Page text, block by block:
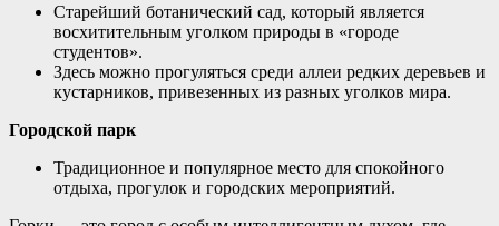
Старейший ботанический сад, который является
восхитительным уголком природы в «городе
студентов».
Здесь можно прогуляться среди аллеи редких деревьев и
кустарников, привезенных из разных уголков мира.
Городской парк
Традиционное и популярное место для спокойного
отдыха, прогулок и городских мероприятий.